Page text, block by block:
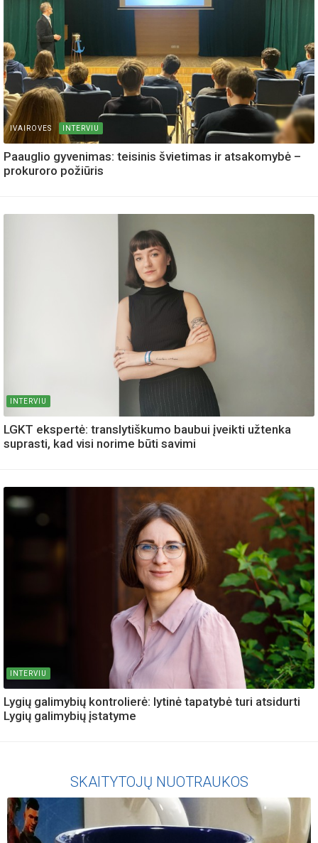
IVAIROVES INTERVIU
Paauglio gyvenimas: teisinis švietimas ir atsakomybė –
prokuroro požiūris
INTERVIU
LGKT ekspertė: translytiškumo baubui įveikti užtenka
suprasti, kad visi norime būti savimi
INTERVIU
Lygių galimybių kontrolierė: lytinė tapatybė turi atsidurti
Lygių galimybių įstatyme
SKAITYTOJŲ NUOTRAUKOS